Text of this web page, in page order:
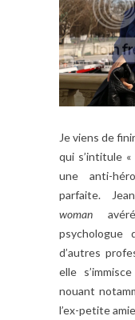
Je viens de
qui s’intitule
une anti-
parfaite.
woman
psychologue
d’autres
elle
nouant
l’ex-petite